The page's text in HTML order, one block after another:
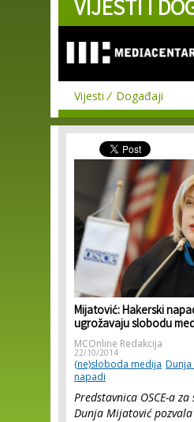
Skip to
main
VIJESTI I
Vijesti Događaji
Mijatović: Hakerski
ugrožavaju slobodu
MCOnline Redakcija
22/10/2014
(ne)sloboda medija
napadi
Predstavnica OSCE-a
Dunja Mijatović